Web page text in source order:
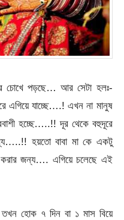
চোখে পড়ছে… আর সেটা হলঃ-
এগিয়ে যাচ্ছে….! এখন না মানুষ
হচ্ছে…..!! দূর থেকে বহুদূরে
হয়তো বাবা মা কে একটু
জন্য…. এগিয়ে চলেছে এই
হোক ৭ দিন বা ১ মাস বিয়ে